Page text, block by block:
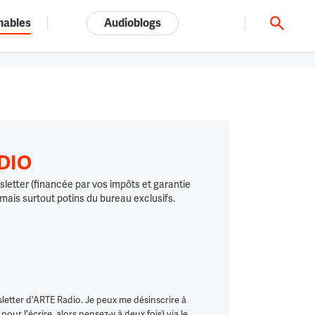
Tout l'univers ARTE.tv
Audioblogs
(financée par vos impôts et garantie
surtout potins du bureau exclusifs.
d'ARTE Radio. Je peux me désinscrire à